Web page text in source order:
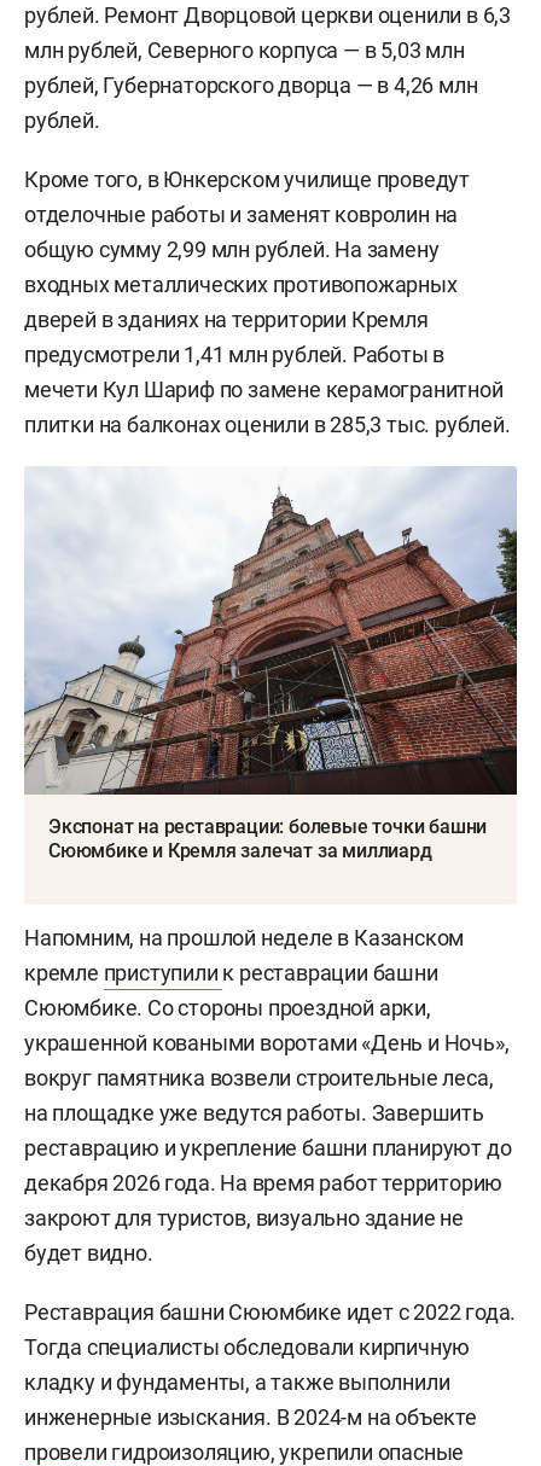
рублей. Ремонт Дворцовой церкви оценили в 6,3
млн рублей, Северного корпуса — в 5,03 млн
рублей, Губернаторского дворца — в 4,26 млн
рублей.
Кроме того, в Юнкерском училище проведут
отделочные работы и заменят ковролин на
общую сумму 2,99 млн рублей. На замену
входных металлических противопожарных
дверей в зданиях на территории Кремля
предусмотрели 1,41 млн рублей. Работы в
мечети Кул Шариф по замене керамогранитной
плитки на балконах оценили в 285,3 тыс. рублей.
Экспонат на реставрации: болевые точки башни
Сююмбике и Кремля залечат за миллиард
Напомним, на прошлой неделе в Казанском
кремле приступили к реставрации башни
Сююмбике. Со стороны проездной арки,
украшенной коваными воротами «День и Ночь»,
вокруг памятника возвели строительные леса,
на площадке уже ведутся работы. Завершить
реставрацию и укрепление башни планируют до
декабря 2026 года. На время работ территорию
закроют для туристов, визуально здание не
будет видно.
Реставрация башни Сююмбике идет с 2022 года.
Тогда специалисты обследовали кирпичную
кладку и фундаменты, а также выполнили
инженерные изыскания. В 2024-м на объекте
провели гидроизоляцию, укрепили опасные